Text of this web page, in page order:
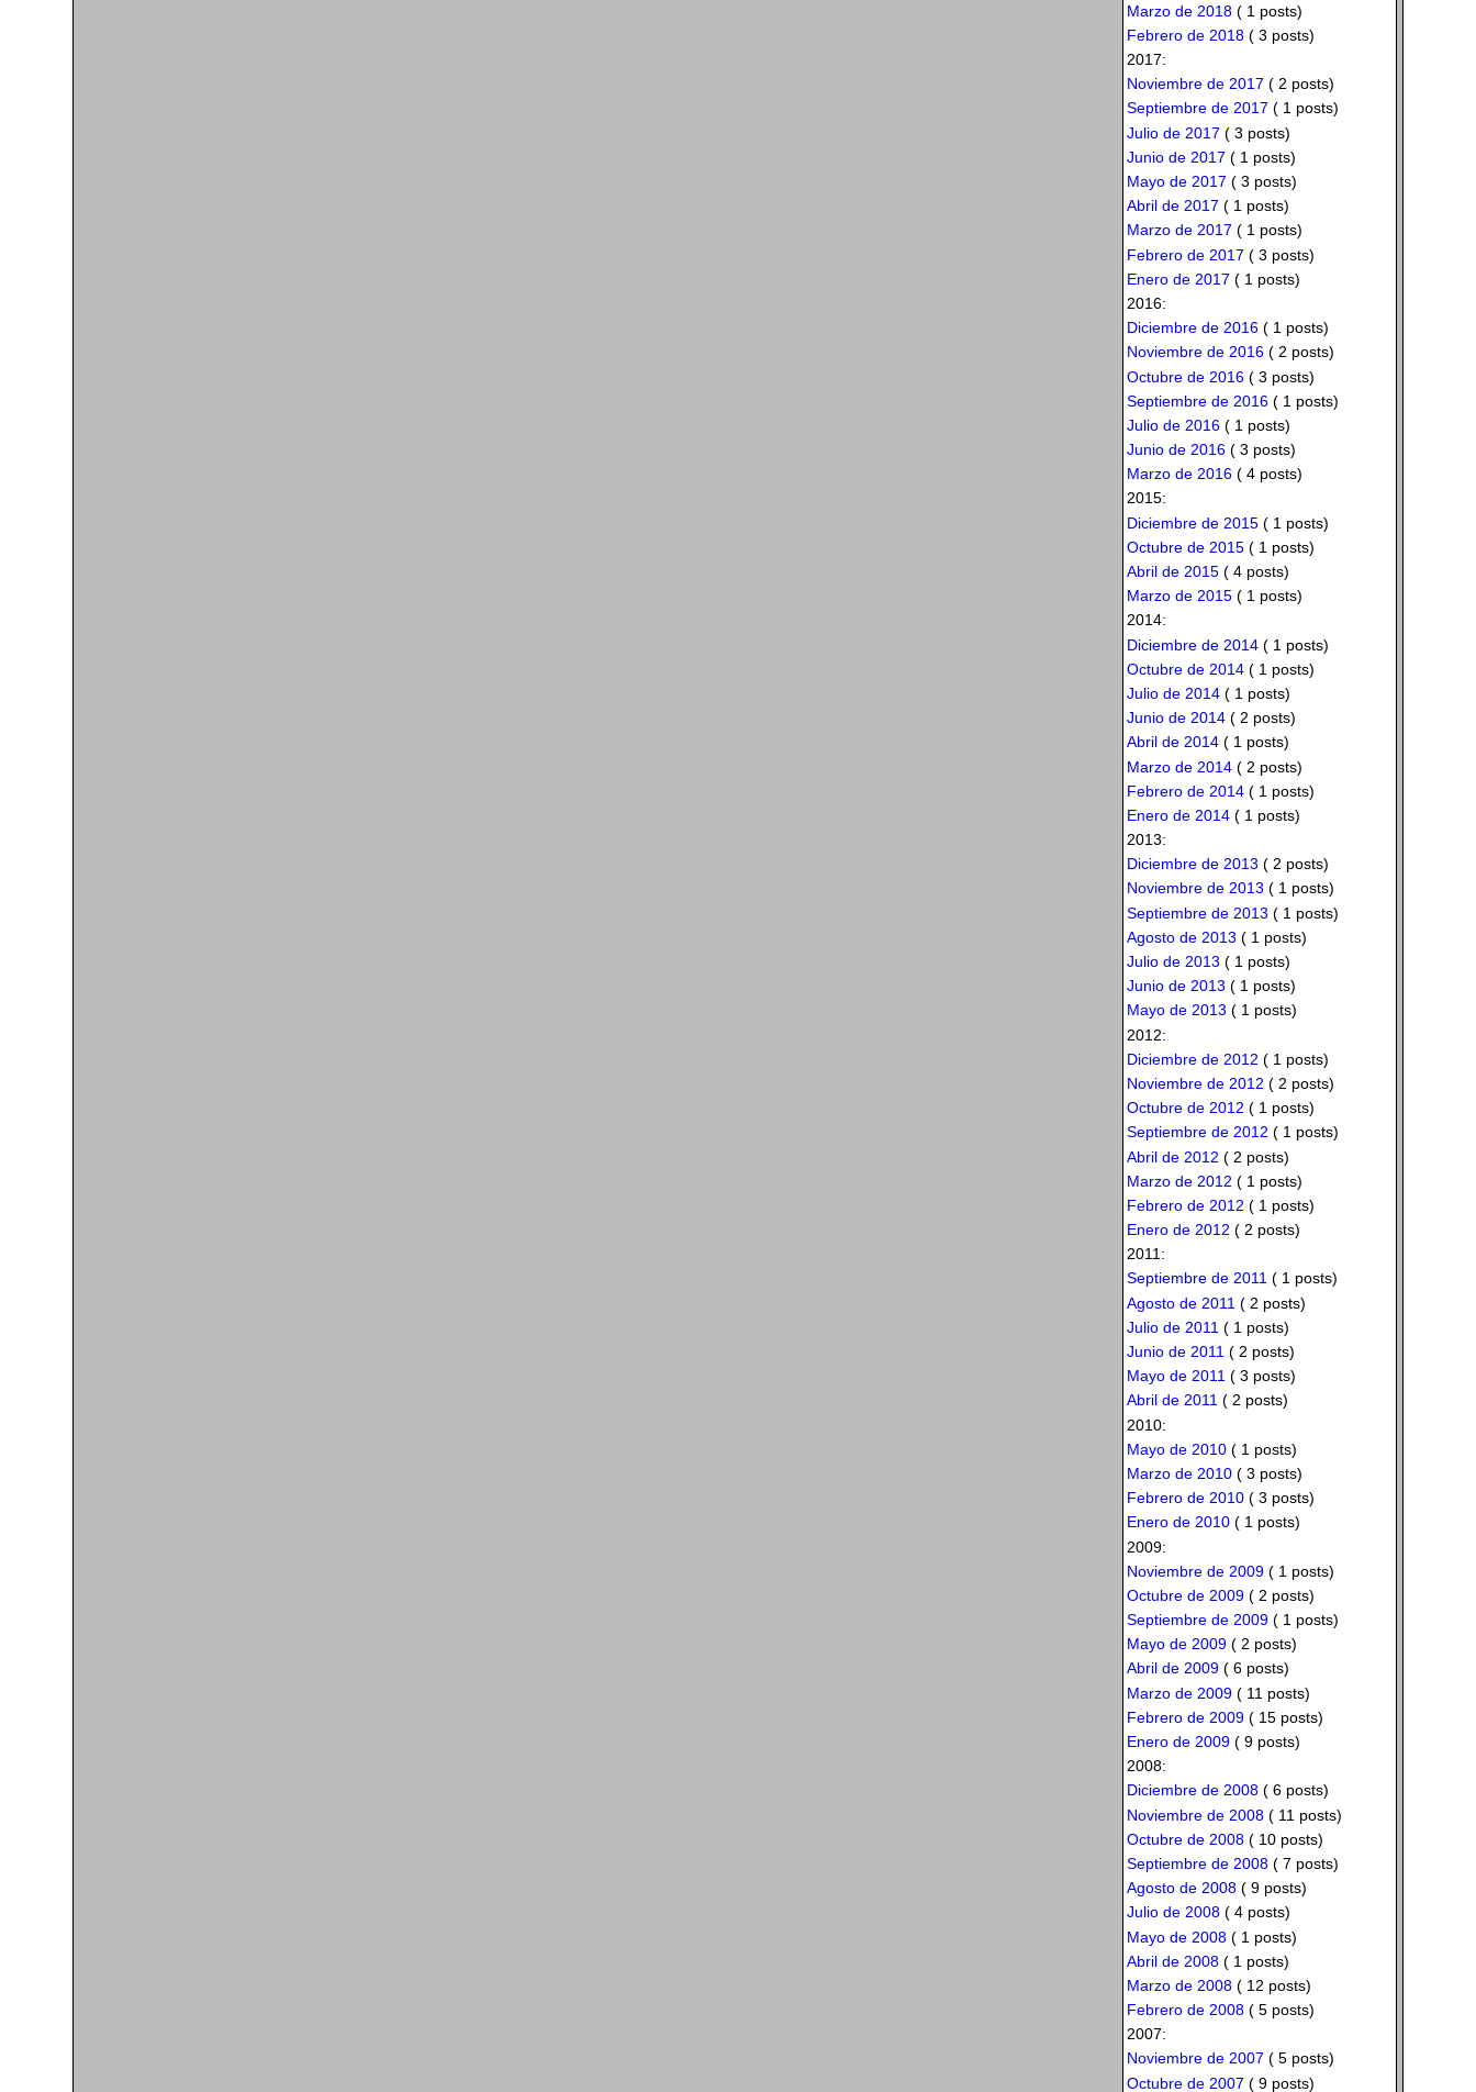
Marzo de 2018( 1 posts)
Febrero de 2018( 3 posts)
2017:
Noviembre de 2017 ( 2 posts)
Septiembre de 2017 ( 1 posts)
Julio de 2017 ( 3 posts)
Junio de 2017 ( 1 posts)
Mayo de 2017 ( 3 posts)
Abril de 2017 ( 1 posts)
Marzo de 2017 ( 1 posts)
Febrero de 2017 ( 3 posts)
Enero de 2017 ( 1 posts)
2016:
Diciembre de 2016( 1 posts)
Noviembre de 2016( 2 posts)
Octubre de 2016( 3 posts)
Septiembre de 2016( 1 posts)
Julio de 2016( 1 posts)
Junio de 2016( 3 posts)
Marzo de 2016( 4 posts)
2015:
Diciembre de 2015( 1 posts)
Octubre de 2015( 1 posts)
Abril de 2015( 4 posts)
Marzo de 2015( 1 posts)
2014:
Diciembre de 2014( 1 posts)
Octubre de 2014( 1 posts)
Julio de 2014( 1 posts)
Junio de 2014( 2 posts)
Abril de 2014( 1 posts)
Marzo de 2014( 2 posts)
Febrero de 2014( 1 posts)
Enero de 2014( 1 posts)
2013:
Diciembre de 2013 ( 2 posts)
Noviembre de 2013 ( 1 posts)
Septiembre de 2013 ( 1 posts)
Agosto de 2013 ( 1 posts)
Julio de 2013 ( 1 posts)
Junio de 2013 ( 1 posts)
Mayo de 2013 ( 1 posts)
2012:
Diciembre de 2012 ( 1 posts)
Noviembre de 2012 ( 2 posts)
Octubre de 2012 ( 1 posts)
Septiembre de 2012 ( 1 posts)
Abril de 2012 ( 2 posts)
Marzo de 2012 ( 1 posts)
Febrero de 2012 ( 1 posts)
Enero de 2012 ( 2 posts)
2011:
Septiembre de 2011( 1 posts)
Agosto de 2011 ( 2 posts)
Julio de 2011 ( 1 posts)
Junio de 2011 ( 2 posts)
Mayo de 2011 ( 3 posts)
Abril de 2011( 2 posts)
2010:
Mayo de 2010( 1 posts)
Marzo de 2010( 3 posts)
Febrero de 2010( 3 posts)
Enero de 2010( 1 posts)
2009:
Noviembre de 2009( 1 posts)
Octubre de 2009( 2 posts)
Septiembre de 2009( 1 posts)
Mayo de 2009( 2 posts)
Abril de 2009( 6 posts)
Marzo de 2009( 11 posts)
Febrero de 2009( 15 posts)
Enero de 2009( 9 posts)
2008:
Diciembre de 2008( 6 posts)
Noviembre de 2008( 11 posts)
Octubre de 2008( 10 posts)
Septiembre de 2008( 7 posts)
Agosto de 2008( 9 posts)
Julio de 2008( 4 posts)
Mayo de 2008( 1 posts)
Abril de 2008( 1 posts)
Marzo de 2008( 12 posts)
Febrero de 2008( 5 posts)
2007:
Noviembre de 2007 ( 5 posts)
Octubre de 2007 ( 9 posts)